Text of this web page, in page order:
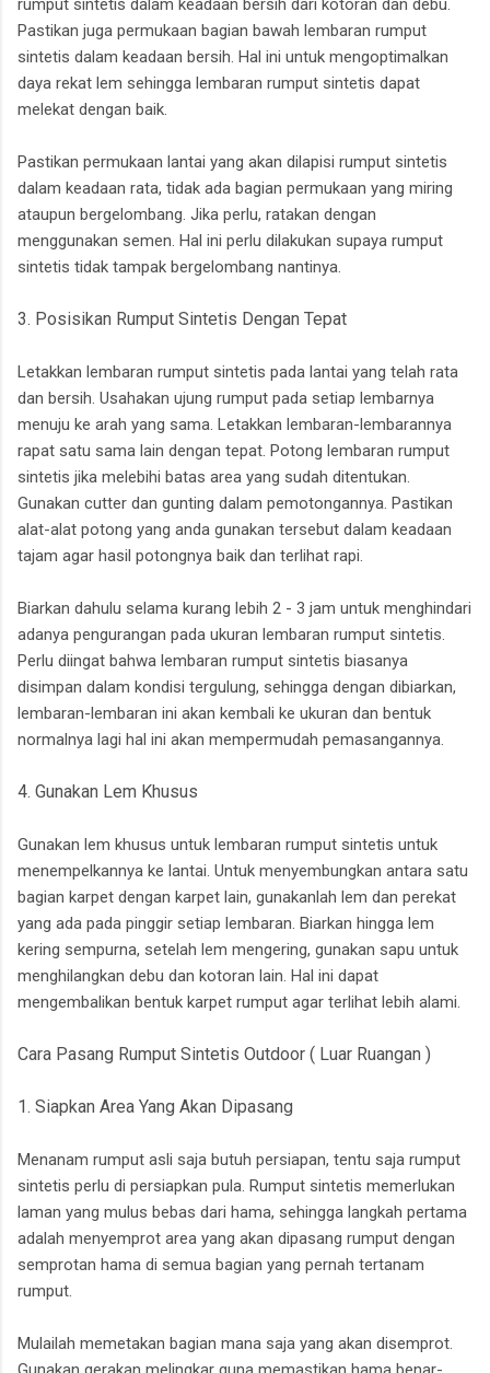
rumput sintetis dalam keadaan bersih dari kotoran dan debu.
Pastikan juga permukaan bagian bawah lembaran rumput
sintetis dalam keadaan bersih. Hal ini untuk mengoptimalkan
daya rekat lem sehingga lembaran rumput sintetis dapat
melekat dengan baik.
Pastikan permukaan lantai yang akan dilapisi rumput sintetis
dalam keadaan rata, tidak ada bagian permukaan yang miring
ataupun bergelombang. Jika perlu, ratakan dengan
menggunakan semen. Hal ini perlu dilakukan supaya rumput
sintetis tidak tampak bergelombang nantinya.
3. Posisikan Rumput Sintetis Dengan Tepat
Letakkan lembaran rumput sintetis pada lantai yang telah rata
dan bersih. Usahakan ujung rumput pada setiap lembarnya
menuju ke arah yang sama. Letakkan lembaran-lembarannya
rapat satu sama lain dengan tepat. Potong lembaran rumput
sintetis jika melebihi batas area yang sudah ditentukan.
Gunakan cutter dan gunting dalam pemotongannya. Pastikan
alat-alat potong yang anda gunakan tersebut dalam keadaan
tajam agar hasil potongnya baik dan terlihat rapi.
Biarkan dahulu selama kurang lebih 2 - 3 jam untuk menghindari
adanya pengurangan pada ukuran lembaran rumput sintetis.
Perlu diingat bahwa lembaran rumput sintetis biasanya
disimpan dalam kondisi tergulung, sehingga dengan dibiarkan,
lembaran-lembaran ini akan kembali ke ukuran dan bentuk
normalnya lagi hal ini akan mempermudah pemasangannya.
4. Gunakan Lem Khusus
Gunakan lem khusus untuk lembaran rumput sintetis untuk
menempelkannya ke lantai. Untuk menyembungkan antara satu
bagian karpet dengan karpet lain, gunakanlah lem dan perekat
yang ada pada pinggir setiap lembaran. Biarkan hingga lem
kering sempurna, setelah lem mengering, gunakan sapu untuk
menghilangkan debu dan kotoran lain. Hal ini dapat
mengembalikan bentuk karpet rumput agar terlihat lebih alami.
Cara Pasang Rumput Sintetis Outdoor ( Luar Ruangan )
1. Siapkan Area Yang Akan Dipasang
Menanam rumput asli saja butuh persiapan, tentu saja rumput
sintetis perlu di persiapkan pula. Rumput sintetis memerlukan
laman yang mulus bebas dari hama, sehingga langkah pertama
adalah menyemprot area yang akan dipasang rumput dengan
semprotan hama di semua bagian yang pernah tertanam
rumput.
Mulailah memetakan bagian mana saja yang akan disemprot.